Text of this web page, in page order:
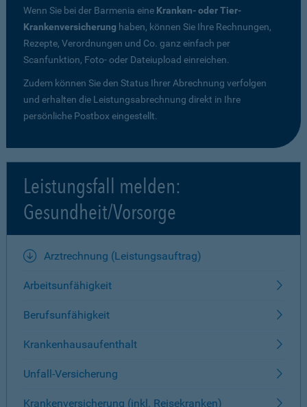
Wenn Sie bei der Barmenia eine Kranken- oder Tier-
Krankenversicherung haben, können Sie Ihre Rechnungen,
Rezepte, Verordnungen und Co. ganz einfach per
Scanfunktion, Foto- oder Dateiupload einreichen.
Zudem können Sie den Status Ihrer Abrechnung verfolgen
und erhalten die Leistungsabrechnung direkt in Ihre
persönliche Postbox eingestellt.
Leistungsfall melden:
Gesundheit/Vorsorge
Arztrechnung (Leistungsauftrag)
Arbeitsunfähigkeit
Berufsunfähigkeit
Krankenhausaufenthalt
Unfall-Versicherung
Krankenversicherung (inkl. Reisekranken)